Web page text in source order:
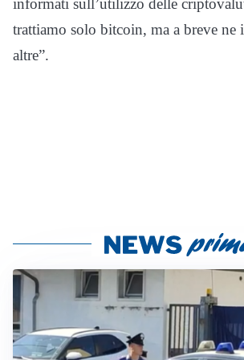
trattiamo solo bitcoin, ma a breve ne
altre”.